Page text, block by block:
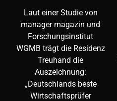
Laut einer Studie von
manager magazin und
Forschungsinstitut
WGMB trägt die Residenz
Treuhand die
Auszeichnung:
„Deutschlands beste
Wirtschaftsprüfer